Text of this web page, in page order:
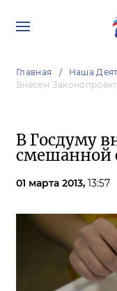
Главная Наша
Внесен
В Госдуму
смешанной
01 марта 2013, 13:57